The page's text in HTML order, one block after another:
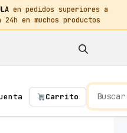
en pedidos superiores a
en muchos productos
Carrito